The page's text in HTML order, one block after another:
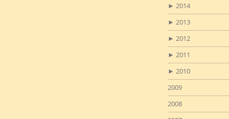
► 2014
► 2013
► 2012
► 2011
► 2010
2009
2008